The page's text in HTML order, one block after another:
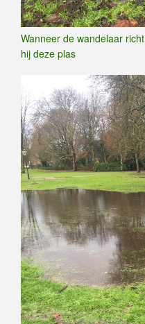
Wanneer de wandelaar
hij deze plas